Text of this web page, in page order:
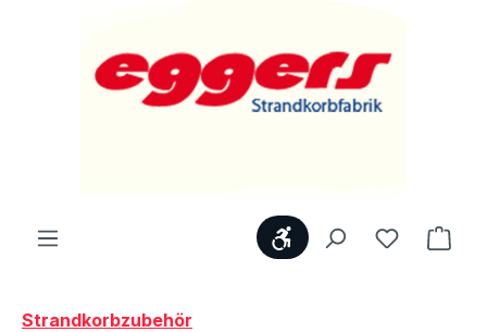
WerkzeugleisteDu hast 0
Strandkorbzubehör